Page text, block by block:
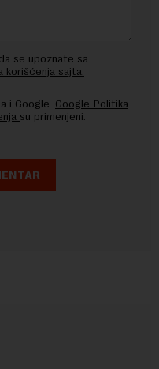
se upoznate sa
korišćenja sajta.
i Google. Google Politika
su primenjeni.